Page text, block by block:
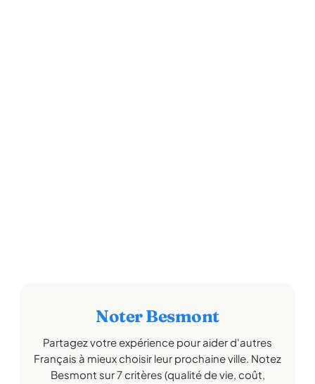
Noter Besmont
Partagez votre expérience pour aider d'autres
Français à mieux choisir leur prochaine ville. Notez
Besmont sur 7 critères (qualité de vie, coût,